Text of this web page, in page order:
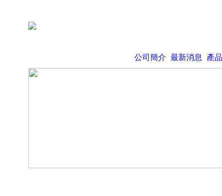
公司簡介 最新消息 產